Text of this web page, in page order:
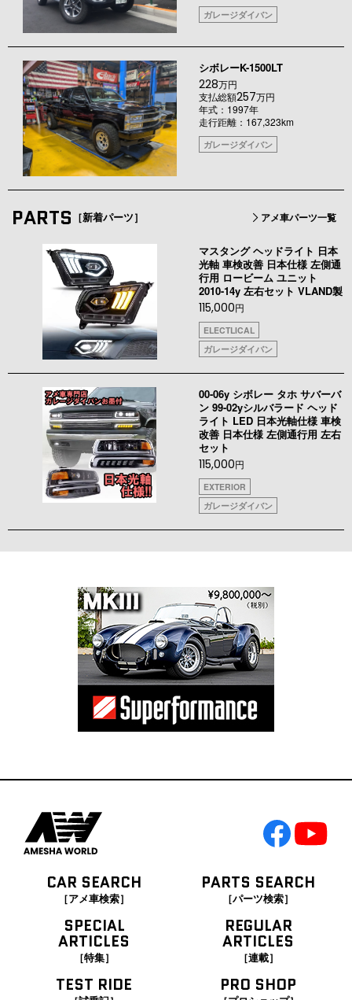
ガレージダイバン
シボレーK-1500LT
228万円
支払総額257万円
年式：1997年
走行距離：167,323km
ガレージダイバン
PARTS ［新着パーツ］ アメ車パーツ一覧
マスタング ヘッドライト 日本
光軸 車検改善 日本仕様 左側通
行用 ロービーム ユニット
2010-14y 左右セット VLAND製
115,000円
ELECTLICAL
ガレージダイバン
00-06y シボレー タホ サバーバ
ン 99-02yシルバラード ヘッド
ライト LED 日本光軸仕様 車検
改善 日本仕様 左側通行用 左右
セット
115,000円
EXTERIOR
ガレージダイバン
CAR SEARCH
［アメ車検索］
PARTS SEARCH
［パーツ検索］
SPECIAL
ARTICLES
［特集］
REGULAR
ARTICLES
［連載］
TEST RIDE PRO SHOP